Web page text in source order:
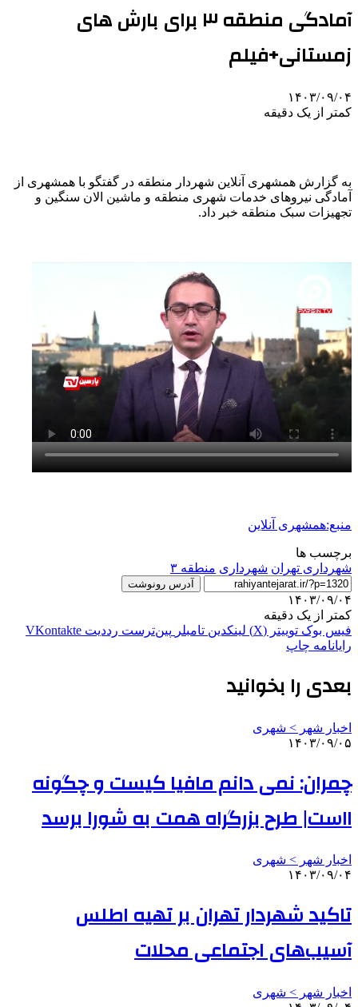
آمادگی منطقه ۳ برای بارش های
زمستانی+فیلم
۱۴۰۳/۰۹/۰۴
کمتر از یک دقیقه
به گزارش همشهری آنلاین شهردار منطقه در گفتگو با همشهری از
آمادگی نیروهای خدمات شهری منطقه و ماشین الان سنگین و
تجهیزات سبک منطقه خبر داد.
منبع:همشهری آنلاین
برچسب ها
شهردارى تهران شهرداری منطقه ۳
آدرس رونوشت
۱۴۰۳/۰۹/۰۴
کمتر از یک دقیقه
فیس بوک توییتر (X) لینکدین ‫تامبلر ‫پین‌ترست ‫رددیت ‫VKontakte
رایانامه چاپ
بعدی را بخوانید
اخبار شهر > شهری
۱۴۰۳/۰۹/۰۵
چمران: نمی دانم مافیا کیست و چگونه
ااست| طرح بزرگراه همت به شورا برسد
اخبار شهر > شهری
۱۴۰۳/۰۹/۰۴
تاکید شهردار تهران بر تهیه اطلس
آسیب‌های اجتماعی محلات
اخبار شهر > شهری